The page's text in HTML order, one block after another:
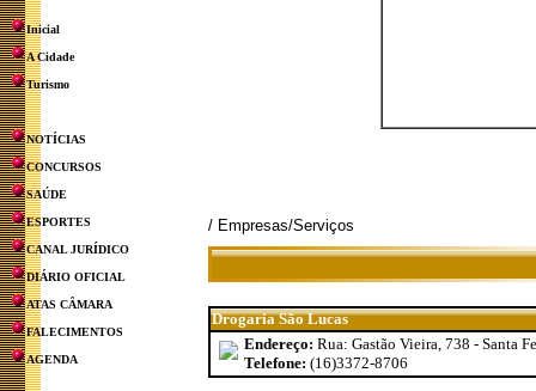
Inicial
A Cidade
Turismo
NOTÍCIAS
CONCURSOS
SAÚDE
ESPORTES
CANAL JURÍDICO
DIÁRIO OFICIAL
ATAS CÂMARA
FALECIMENTOS
AGENDA
/ Empresas/Serviços
Drogaria São Lucas
Endereço: Rua: Gastão Vieira, 738 - Santa
Telefone: (16)3372-8706